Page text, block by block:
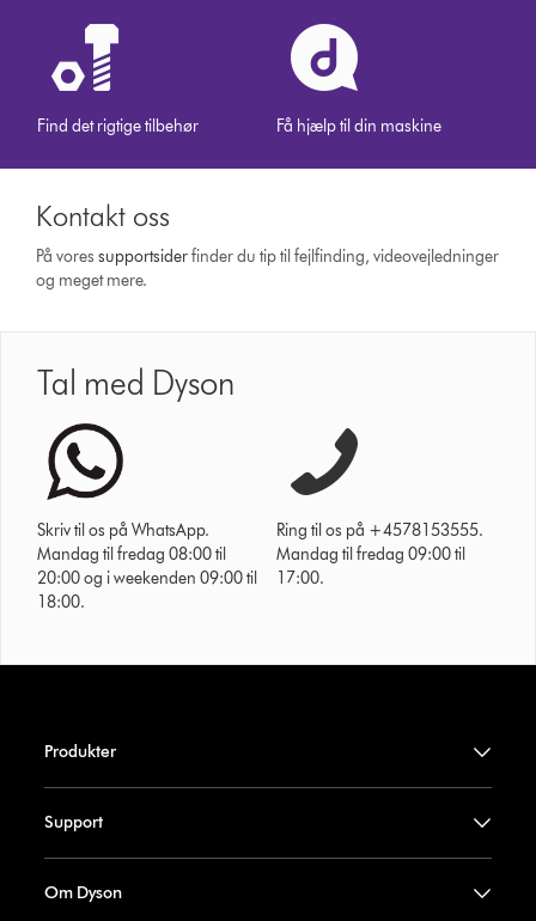
Find det rigtige tilbehør Få hjælp til din maskine
Kontakt oss
På voressupport­siderfinder du tip til fejlfinding, video­vejledninger
og meget mere.
Tal med Dyson
Skriv til os på WhatsApp.
Mandag til fredag 08:00 til
20:00 og i weekenden 09:00 til
18:00.
Ring til os på +4578153555.
Mandag til fredag 09:00 til
17:00.
Produkter
Support
Om Dyson